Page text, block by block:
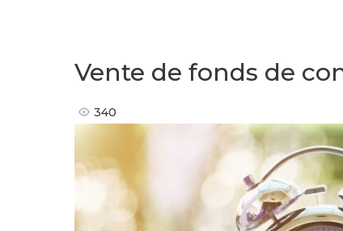
Vente de fonds de
340